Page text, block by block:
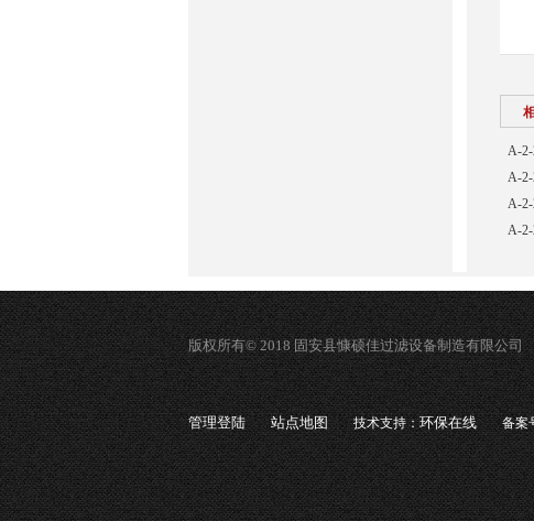
A-
A-
A-
A-
版权所有© 2018 固安县慷硕佳过滤设备制造有限公司
管理登陆 站点地图 技术支持：环保在线 备案